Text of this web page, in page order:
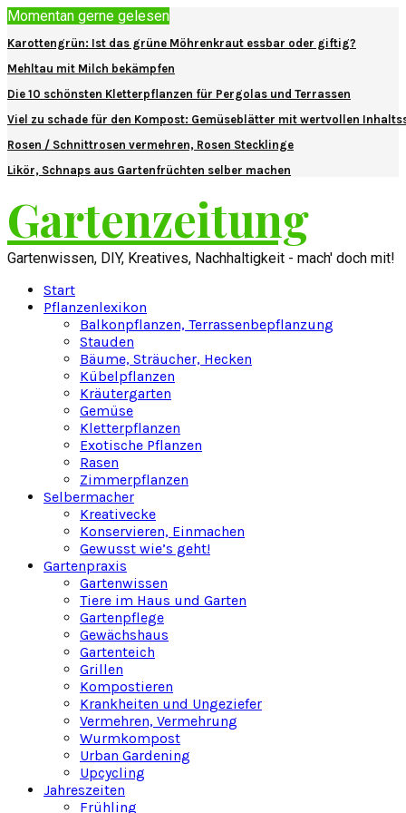
Momentan gerne gelesen
Karottengrün: Ist das grüne Möhrenkraut essbar oder giftig?
Mehltau mit Milch bekämpfen
Die 10 schönsten Kletterpflanzen für Pergolas und Terrassen
Viel zu schade für den Kompost: Gemüseblätter mit wertvollen
Rosen / Schnittrosen vermehren, Rosen Stecklinge
Likör, Schnaps aus Gartenfrüchten selber machen
Gartenzeitung
Gartenwissen, DIY, Kreatives, Nachhaltigkeit - mach' doch mit!
Start
Pflanzenlexikon
Balkonpflanzen, Terrassenbepflanzung
Stauden
Bäume, Sträucher, Hecken
Kübelpflanzen
Kräutergarten
Gemüse
Kletterpflanzen
Exotische Pflanzen
Rasen
Zimmerpflanzen
Selbermacher
Kreativecke
Konservieren, Einmachen
Gewusst wie’s geht!
Gartenpraxis
Gartenwissen
Tiere im Haus und Garten
Gartenpflege
Gewächshaus
Gartenteich
Grillen
Kompostieren
Krankheiten und Ungeziefer
Vermehren, Vermehrung
Wurmkompost
Urban Gardening
Upcycling
Jahreszeiten
Frühling